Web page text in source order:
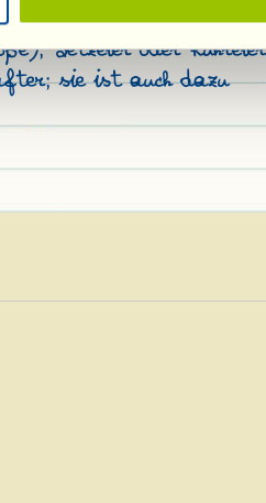
ist sie auch für
Setzeier oder
sie ist auch dazu